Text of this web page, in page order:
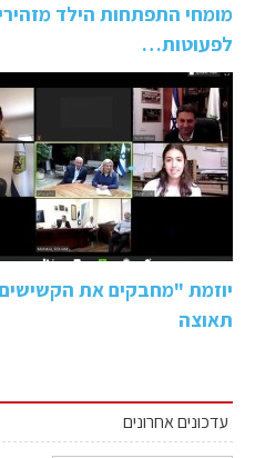
מומחי התפתחות הילד
לפעוטות…
יוזמת "מחבקים את
תאוצה
עדכונים אחרונים